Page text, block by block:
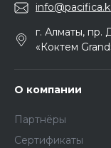
г. Алматы, пр.
«Коктем
О компании
Партнёры
Сертификаты